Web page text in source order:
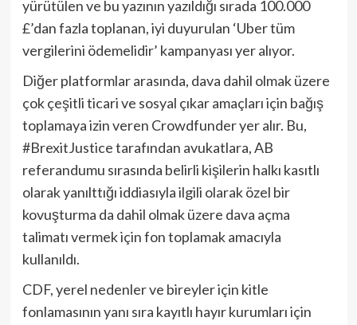
yürütülen ve bu yazının yazıldığı sırada 100.000
£’dan fazla toplanan, iyi duyurulan ‘Uber tüm
vergilerini ödemelidir’ kampanyası yer alıyor.
Diğer platformlar arasında, dava dahil olmak üzere
çok çeşitli ticari ve sosyal çıkar amaçları için bağış
toplamaya izin veren Crowdfunder yer alır. Bu,
#BrexitJustice tarafından avukatlara, AB
referandumu sırasında belirli kişilerin halkı kasıtlı
olarak yanılttığı iddiasıyla ilgili olarak özel bir
kovuşturma da dahil olmak üzere dava açma
talimatı vermek için fon toplamak amacıyla
kullanıldı.
CDF, yerel nedenler ve bireyler için kitle
fonlamasının yanı sıra kayıtlı hayır kurumları için